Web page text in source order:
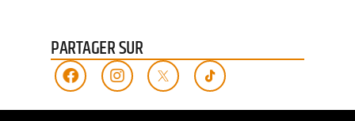
PARTAGER SUR